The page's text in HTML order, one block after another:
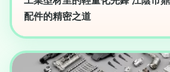
配件的精密之道